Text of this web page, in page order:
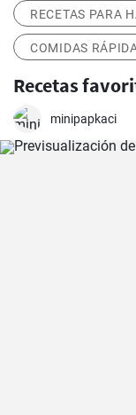
RECETAS PARA
COMIDAS
Recetas
minipapkaci